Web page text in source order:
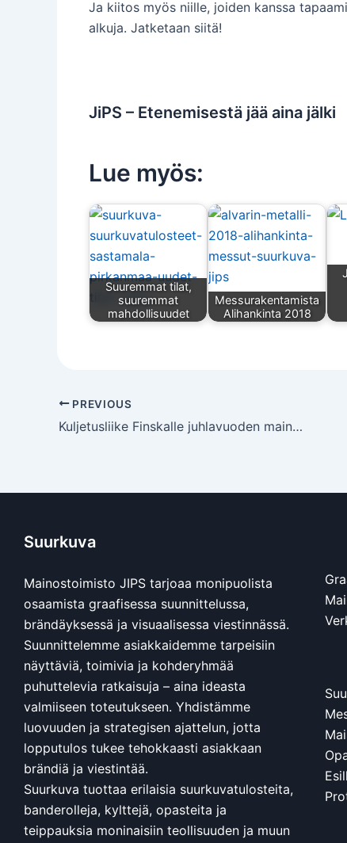
Ja kiitos myös niille, joiden kanssa
alkuja. Jatketaan siitä!
JiPS – Etenemisestä jää aina jälki
Lue myös:
Suuremmat tilat,
suuremmat
mahdollisuudet
Messurakentamista
Alihankinta 2018
PREVIOUS
Kuljetusliike Finskalle juhlavuoden mainoskampanja
Suurkuva
Mainostoimisto JIPS tarjoaa monipuolista
osaamista graafisessa suunnittelussa,
brändäyksessä ja visuaalisessa viestinnässä.
Suunnittelemme asiakkaidemme tarpeisiin
näyttäviä, toimivia ja kohderyhmää
puhuttelevia ratkaisuja – aina ideasta
valmiiseen toteutukseen. Yhdistämme
luovuuden ja strategisen ajattelun, jotta
lopputulos tukee tehokkaasti asiakkaan
brändiä ja viestintää.
Suurkuva tuottaa erilaisia suurkuvatulosteita,
banderolleja, kylttejä, opasteita ja
teippauksia moninaisiin teollisuuden ja muun